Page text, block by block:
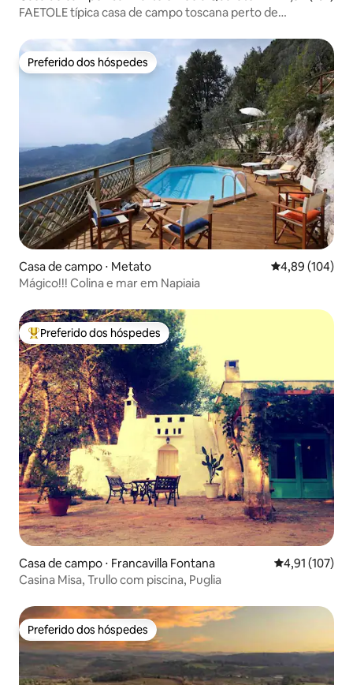
FAETOLE típica casa de campo toscana perto de
Preferido dos hóspedes
Preferido dos hóspedes
Casa de campo ⋅ Metato 4,89 de uma
4,89 (104)
Mágico!!! Colina e mar em Napiaia
Entre os melhores preferidos dos hóspedes
Preferido dos hóspedes
Casa de campo ⋅ Francavilla Fontana 4,91 de uma
4,91 (107)
Casina Misa, Trullo com piscina, Puglia
Preferido dos hóspedes
Preferido dos hóspedes